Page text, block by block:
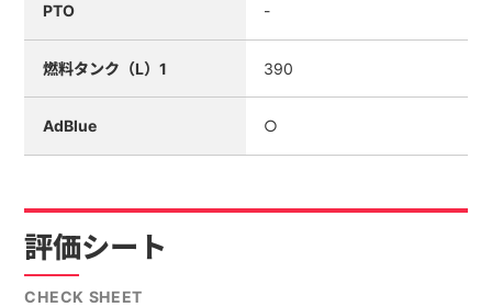
PTO -
燃料タンク（L）1 390
AdBlue ○
評価シート
CHECK SHEET